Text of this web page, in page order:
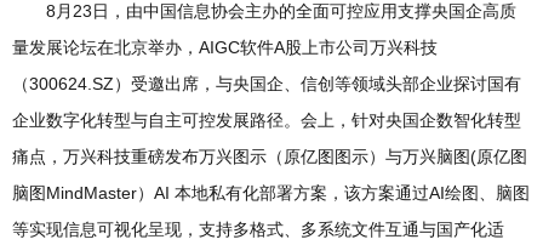
8月23日，由中国信息协会主办的全面可控应用支撑央国企高质
量发展论坛在北京举办，AIGC软件A股上市公司万兴科技
（300624.SZ）受邀出席，与央国企、信创等领域头部企业探讨国有
企业数字化转型与自主可控发展路径。会上，针对央国企数智化转型
痛点，万兴科技重磅发布万兴图示（原亿图图示）与万兴脑图(原亿图
脑图MindMaster）AI 本地私有化部署方案，该方案通过AI绘图、脑图
等实现信息可视化呈现，支持多格式、多系统文件互通与国产化适